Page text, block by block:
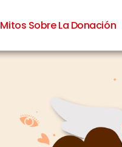
Mitos Sobre La Donación